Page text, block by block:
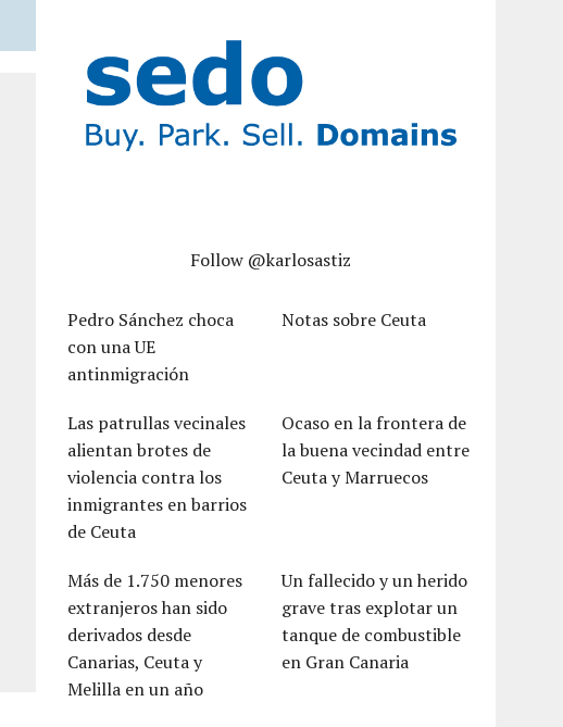
Follow @karlosastiz
Pedro Sánchez choca
con una UE
antinmigración
Notas sobre Ceuta
Las patrullas vecinales
alientan brotes de
violencia contra los
inmigrantes en barrios
de Ceuta
Ocaso en la frontera de
la buena vecindad entre
Ceuta y Marruecos
Más de 1.750 menores
extranjeros han sido
derivados desde
Canarias, Ceuta y
Melilla en un año
Un fallecido y un herido
grave tras explotar un
tanque de combustible
en Gran Canaria